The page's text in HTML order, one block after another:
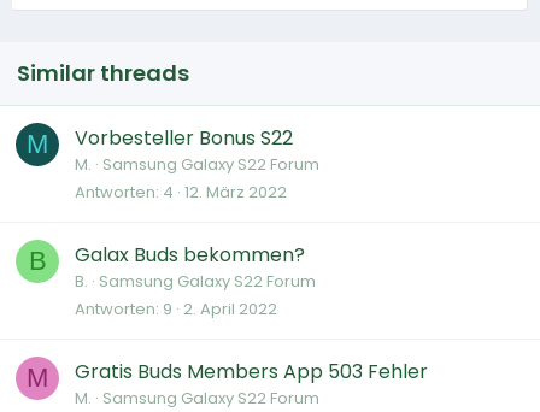
Similar threads
M Vorbesteller Bonus S22
M. Samsung Galaxy S22 Forum
Antworten 4 12. März 2022
B Galax Buds bekommen?
B. Samsung Galaxy S22 Forum
Antworten 9 2. April 2022
M Gratis Buds Members App 503 Fehler
M. Samsung Galaxy S22 Forum